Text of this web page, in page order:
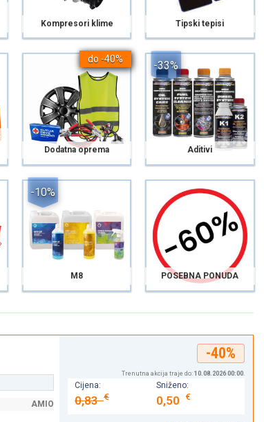
Kompresori klime Tipski tepisi
Dodatna oprema
do -40%
Aditivi
-33%
M8
-10%
POSEBNA PONUDA
AMIO
-40%
Trenutna akcija traje do: 10.08.2026 00:00.
Cijena:
0,83€
Sniženo:
0,50 €